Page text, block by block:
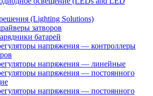
(Lighting Solutions)
затворов
батарей
напряжения — контроллеры
напряжения — линейные
напряжения — постоянного
напряжения — постоянного